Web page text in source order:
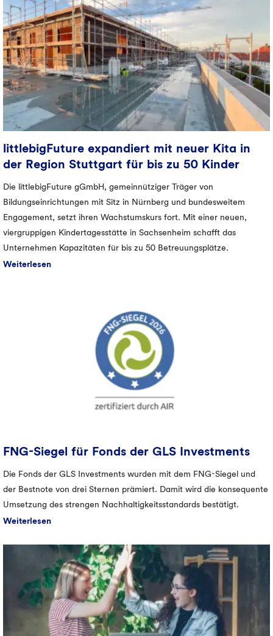
littlebigFuture expandiert mit neuer Kita in
der Region Stuttgart für bis zu 50 Kinder
Die littlebigFuture gGmbH, gemeinnütziger Träger von
Bildungseinrichtungen mit Sitz in Nürnberg und bundesweitem
Engagement, setzt ihren Wachstumskurs fort. Mit einer neuen,
viergruppigen Kindertagesstätte in Sachsenheim schafft das
Unternehmen Kapazitäten für bis zu 50 Betreuungsplätze.
Weiterlesen
FNG-Siegel für Fonds der GLS Investments
Die Fonds der GLS Investments wurden mit dem FNG-Siegel und
der Bestnote von drei Sternen prämiert. Damit wird die konsequente
Umsetzung des strengen Nachhaltigkeitsstandards bestätigt.
Weiterlesen